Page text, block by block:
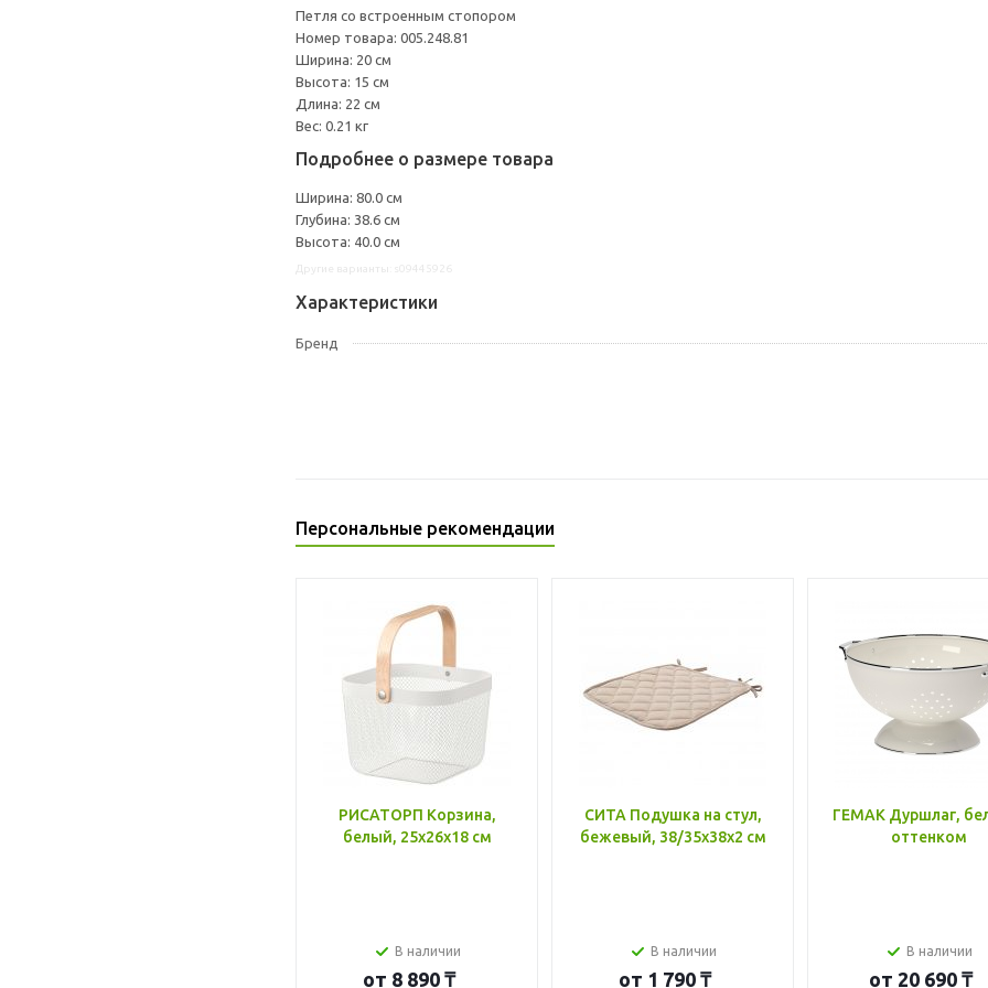
Петля со встроенным стопором
Номер товара: 005.248.81
Ширина: 20 см
Высота: 15 см
Длина: 22 см
Вес: 0.21 кг
Подробнее о размере товара
Ширина: 80.0 см
Глубина: 38.6 см
Высота: 40.0 см
Характеристики
Бренд
Персональные рекомендации
РИСАТОРП Корзина,
белый, 25x26x18 см
В наличии
от 8 890 ₸
СИТА Подушка на стул,
бежевый, 38/35x38x2 см
В наличии
от 1 790 ₸
ГЕМАК Дуршлаг,
оттенком
В наличии
от 20 690 ₸